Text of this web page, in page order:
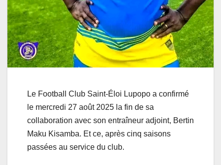
Le Football Club Saint-Éloi Lupopo a confirmé
le mercredi 27 août 2025 la fin de sa
collaboration avec son entraîneur adjoint, Bertin
Maku Kisamba. Et ce, après cinq saisons
passées au service du club.